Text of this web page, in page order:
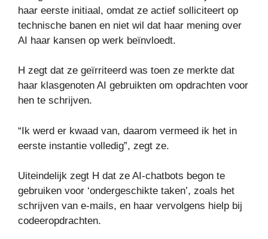
haar eerste initiaal, omdat ze actief solliciteert op
technische banen en niet wil dat haar mening over
AI haar kansen op werk beïnvloedt.
H zegt dat ze geïrriteerd was toen ze merkte dat
haar klasgenoten AI gebruikten om opdrachten voor
hen te schrijven.
“Ik werd er kwaad van, daarom vermeed ik het in
eerste instantie volledig”, zegt ze.
Uiteindelijk zegt H dat ze AI-chatbots begon te
gebruiken voor ‘ondergeschikte taken’, zoals het
schrijven van e-mails, en haar vervolgens hielp bij
codeeropdrachten.